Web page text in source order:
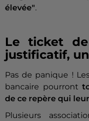
élevée".
Le ticket de
justificatif,
Pas de panique !
bancaire pourront
de ce repère qui
Plusieurs